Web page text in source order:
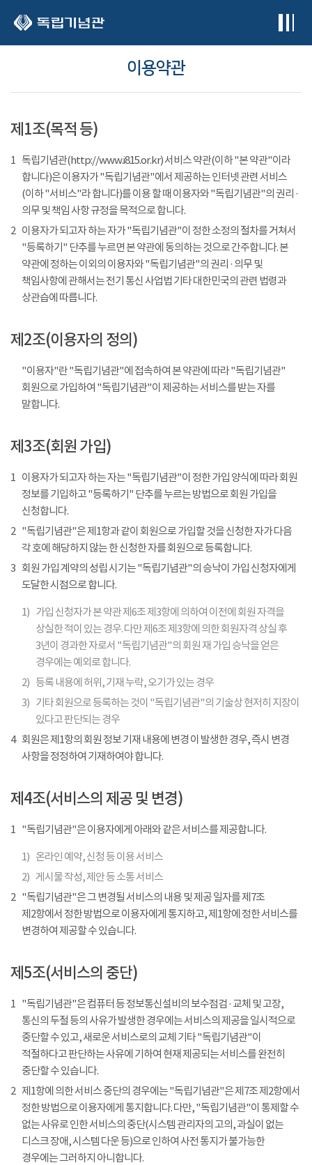
이용약관
제1조(목적 등)
1 독립기념관(http://www.i815.or.kr) 서비스 약관(이하 "본 약관"이라
합니다)은 이용자가 "독립기념관"에서 제공하는 인터넷 관련 서비스
(이하 "서비스"라 합니다)를 이용 할 때 이용자와 "독립기념관"의 권리 ·
의무 및 책임 사항 규정을 목적으로 합니다.
2 이용자가 되고자 하는 자가 "독립기념관"이 정한 소정의 절차를 거쳐서
"등록하기" 단추를 누르면 본 약관에 동의하는 것으로 간주합니다. 본
약관에 정하는 이외의 이용자와 "독립기념관"의 권리 · 의무 및
책임사항에 관해서는 전기 통신 사업법 기타 대한민국의 관련 법령과
상관습에 따릅니다.
제2조(이용자의 정의)
"이용자"란 "독립기념관"에 접속하여 본 약관에 따라 "독립기념관"
회원으로 가입하여 "독립기념관"이 제공하는 서비스를 받는 자를
말합니다.
제3조(회원 가입)
1 이용자가 되고자 하는 자는 "독립기념관"이 정한 가입 양식에 따라 회원
정보를 기입하고 "등록하기" 단추를 누르는 방법으로 회원 가입을
신청합니다.
2 "독립기념관"은 제1항과 같이 회원으로 가입할 것을 신청한 자가 다음
각 호에 해당하지 않는 한 신청한 자를 회원으로 등록합니다.
3 회원 가입 계약의 성립 시기는 "독립기념관"의 승낙이 가입 신청자에게
도달한 시점으로 합니다.
1) 가입 신청자가 본 약관 제6조 제3항에 의하여 이전에 회원 자격을
상실한 적이 있는 경우. 다만 제6조 제3항에 의한 회원자격 상실 후
3년이 경과한 자로서 "독립기념관"의 회원 재 가입 승낙을 얻은
경우에는 예외로 합니다.
2) 등록 내용에 허위, 기재 누락, 오기가 있는 경우
3) 기타 회원으로 등록하는 것이 "독립기념관"의 기술상 현저히 지장이
있다고 판단되는 경우
4
회원은 제1항의 회원 정보 기재 내용에 변경 이 발생한 경우, 즉시 변경
사항을 정정하여 기재하여야 합니다.
제4조(서비스의 제공 및 변경)
1 "독립기념관"은 이용자에게 아래와 같은 서비스를 제공합니다.
1) 온라인 예약, 신청 등 이용 서비스
2) 게시물 작성, 제안 등 소통 서비스
2 "독립기념관"은 그 변경될 서비스의 내용 및 제공 일자를 제7조
제2항에서 정한 방법으로 이용자에게 통지하고, 제1항에 정한 서비스를
변경하여 제공할 수 있습니다.
제5조(서비스의 중단)
1 "독립기념관"은 컴퓨터 등 정보통신설비의 보수점검 · 교체 및 고장,
통신의 두절 등의 사유가 발생한 경우에는 서비스의 제공을 일시적으로
중단할 수 있고, 새로운 서비스로의 교체 기타 "독립기념관"이
적절하다고 판단하는 사유에 기하여 현재 제공되는 서비스를 완전히
중단할 수 있습니다.
2 제1항에 의한 서비스 중단의 경우에는 "독립기념관"은 제7조 제2항에서
정한 방법으로 이용자에게 통지합니다. 다만, "독립기념관"이 통제할 수
없는 사유로 인한 서비스의 중단(시스템 관리자의 고의, 과실이 없는
디스크 장애, 시스템 다운 등)으로 인하여 사전 통지가 불가능한
경우에는 그러하지 아니합니다.